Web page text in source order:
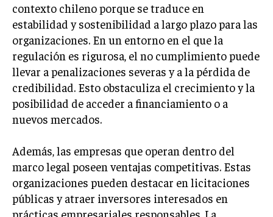
LOGÍSTICA EMPRESARIAL
CALIDAD Y MEJORA CONTINUA
RECURSOS HUMANOS Y GESTIÓN DEL
TALENTO
COMPENSACIÓN Y BENEFICIOS
DESARROLLO DE PERSONAL
GESTIÓN DEL DESEMPEÑO
CULTURA Y CLIMA ORGANIZACIONAL
contexto chileno porque se traduce en
estabilidad y sostenibilidad a largo plazo para las
organizaciones. En un entorno en el que la
regulación es rigurosa, el no cumplimiento puede
llevar a penalizaciones severas y a la pérdida de
credibilidad. Esto obstaculiza el crecimiento y la
posibilidad de acceder a financiamiento o a
nuevos mercados.
Además, las empresas que operan dentro del
marco legal poseen ventajas competitivas. Estas
organizaciones pueden destacar en licitaciones
públicas y atraer inversores interesados en
prácticas empresariales responsables. La